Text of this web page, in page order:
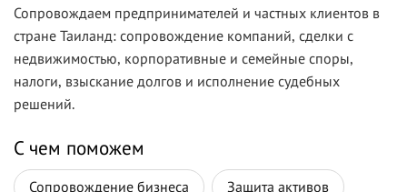
Сопровождаем предпринимателей и частных клиентов в
стране Таиланд: сопровождение компаний, сделки с
недвижимостью, корпоративные и семейные споры,
налоги, взыскание долгов и исполнение судебных
решений.
С чем поможем
Сопровождение бизнеса Защита активов